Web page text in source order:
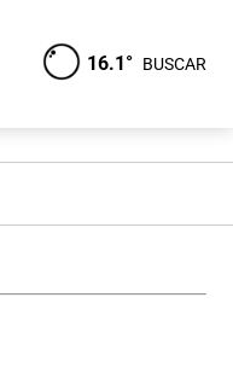
16.1° BUSCAR